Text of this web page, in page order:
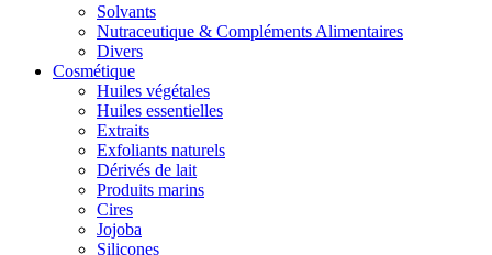
Solvants
Nutraceutique & Compléments Alimentaires
Divers
Cosmétique
Huiles végétales
Huiles essentielles
Extraits
Exfoliants naturels
Dérivés de lait
Produits marins
Cires
Jojoba
Silicones